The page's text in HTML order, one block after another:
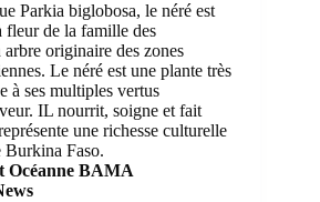
Parkia biglobosa, le néré est
fleur de la famille des
arbre originaire des zones
Le néré est une plante très
à ses multiples vertus
IL nourrit, soigne et fait
une richesse culturelle
Burkina Faso.
Océanne BAMA